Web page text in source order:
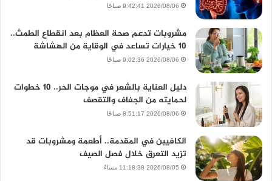
2026/08/06 9:42:41 صباحًا
مشروبات تدعم صحة العظام بعد انقطاع الطمث..
10 خيارات تساعد في الوقاية من الهشاشة
2026/08/06 9:02:36 صباحًا
دليل العناية بالشعر في موجات الحر.. 10 خطوات
لحمايته من الجفاف والتقصف
2026/08/06 8:51:17 صباحًا
الكافيين في المقدمة.. أطعمة ومشروبات قد
تزيد التعرق خلال فصل الصيف
2026/08/05 11:18:38 مساءً